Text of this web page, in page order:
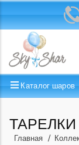
Каталог шаров
Главная